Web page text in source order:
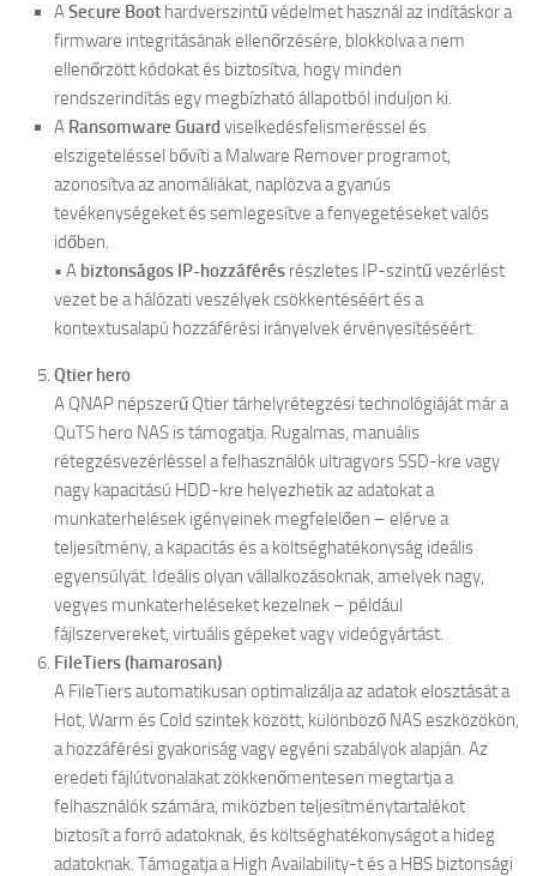
ASecure Boot hardverszintű védelmet használ az indításkor a
firmware integritásának ellenőrzésére, blokkolva a nem
ellenőrzött kódokat és biztosítva, hogy minden
rendszerindítás egy megbízható állapotból induljon ki.
A Ransomware Guard viselkedésfelismeréssel és
elszigeteléssel bővíti a Malware Remover programot,
azonosítva az anomáliákat, naplózva a gyanús
tevékenységeket és semlegesítve a fenyegetéseket valós
időben.
• A biztonságos IP-hozzáférés részletes IP-szintű vezérlést
vezet be a hálózati veszélyek csökkentéséért és a
kontextusalapú hozzáférési irányelvek érvényesítéséért.
Qtier hero
A QNAP népszerű Qtier tárhelyrétegzési technológiáját már a
QuTS hero NAS is támogatja. Rugalmas, manuális
rétegzésvezérléssel a felhasználók ultragyors SSD-kre vagy
nagy kapacitású HDD-kre helyezhetik az adatokat a
munkaterhelések igényeinek megfelelően – elérve a
teljesítmény, a kapacitás és a költséghatékonyság ideális
egyensúlyát. Ideális olyan vállalkozásoknak, amelyek nagy,
vegyes munkaterheléseket kezelnek – például
fájlszervereket, virtuális gépeket vagy videógyártást.
FileTiers (hamarosan)
A FileTiers automatikusan optimalizálja az adatok elosztását a
Hot, Warm és Cold szintek között, különböző NAS eszközökön,
a hozzáférési gyakoriság vagy egyéni szabályok alapján. Az
eredeti fájlútvonalakat zökkenőmentesen megtartja a
felhasználók számára, miközben teljesítménytartalékot
biztosít a forró adatoknak, és költséghatékonyságot a hideg
adatoknak. Támogatja a High Availability-t és a HBS biztonsági